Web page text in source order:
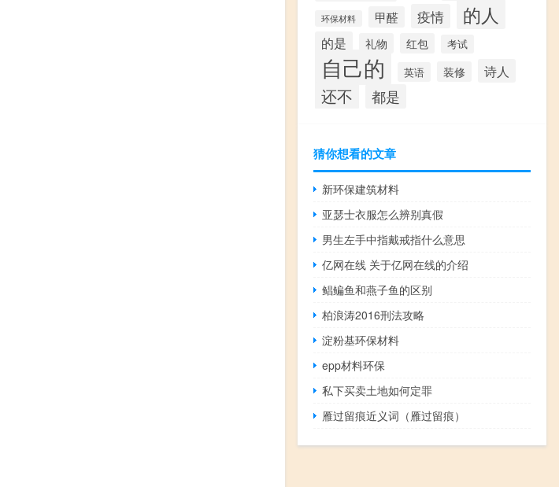
环保材料 甲醛 疫情 的人
的是 礼物 红包 考试
自己的 英语 装修 诗人
还不 都是
猜你想看的文章
新环保建筑材料
亚瑟士衣服怎么辨别真假
男生左手中指戴戒指什么意思
亿网在线 关于亿网在线的介绍
鲳鳊鱼和燕子鱼的区别
柏浪涛2016刑法攻略
淀粉基环保材料
epp材料环保
私下买卖土地如何定罪
雁过留痕近义词（雁过留痕）